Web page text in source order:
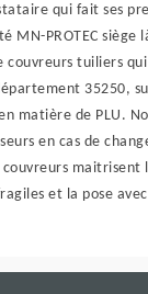
qui fait ses
MN-PROTEC siège
couvreurs tuiliers
35250,
matière de PLU.
en cas de
maitrisent
et la pose